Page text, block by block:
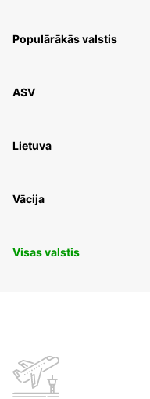
Populārākās valstis
ASV
Lietuva
Vācija
Visas valstis